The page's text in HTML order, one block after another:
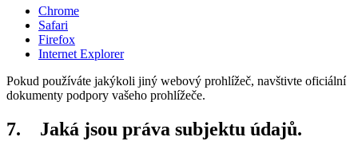
Chrome
Safari
Firefox
Internet Explorer
Pokud používáte jakýkoli jiný webový prohlížeč, navštivte oficiální
dokumenty podpory vašeho prohlížeče.
7. Jaká jsou práva subjektu údajů.